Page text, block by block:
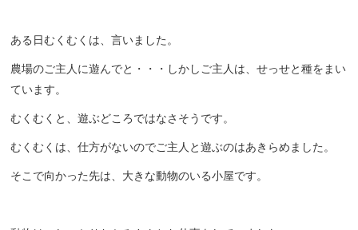
ある日むくむくは、言いました。
農場のご主人に遊んでと・・・しかしご主人は、せっせと種をまい
ています。
むくむくと、遊ぶどころではなさそうです。
むくむくは、仕方がないのでご主人と遊ぶのはあきらめました。
そこで向かった先は、大きな動物のいる小屋です。